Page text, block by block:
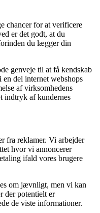
chancer for at verificere
er det godt, at du
du lægger din
genveje til at få kendskab
del internet webshops
af virksomhedens
indtryk af kundernes
fra reklamer. Vi arbejder
hvor vi annoncerer
ifald vores brugere
om jævnligt, men vi kan
der potentielt er
de viste informationer.